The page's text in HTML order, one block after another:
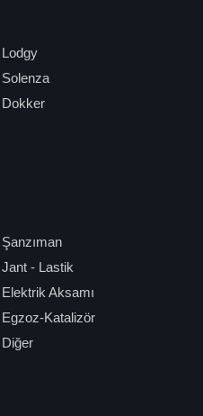
Lodgy
Solenza
Dokker
Şanzıman
Jant - Lastik
Elektrik Aksamı
Egzoz-Katalizör
Diğer